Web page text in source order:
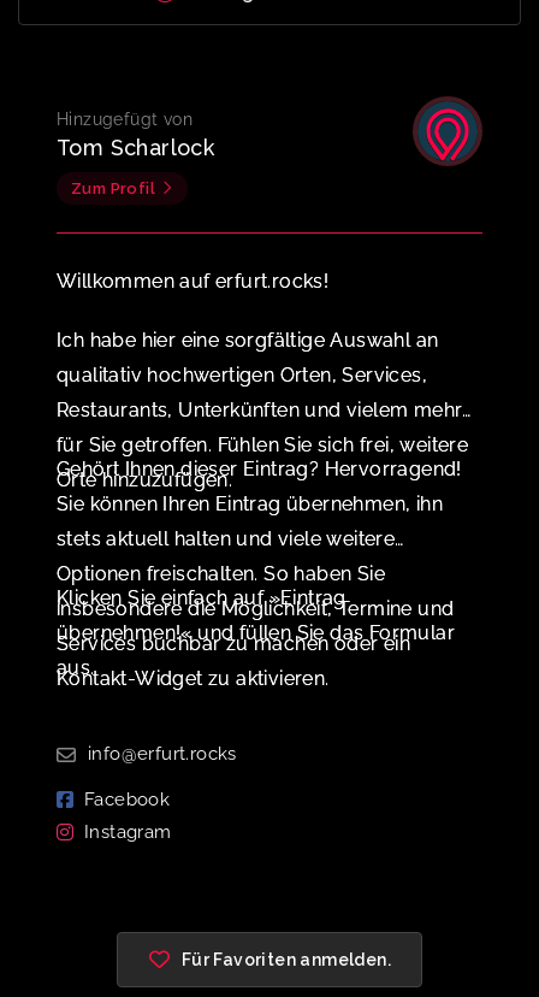
Hinzugefügt von
Tom Scharlock
Zum Profil
Willkommen auf erfurt.rocks!
Ich habe hier eine sorgfältige Auswahl an
qualitativ hochwertigen Orten, Services,
Restaurants, Unterkünften und vielem mehr
für Sie getroffen. Fühlen Sie sich frei, weitere
Orte hinzuzufügen.
Gehört Ihnen dieser Eintrag? Hervorragend!
Sie können Ihren Eintrag übernehmen, ihn
stets aktuell halten und viele weitere
Optionen freischalten. So haben Sie
insbesondere die Möglichkeit, Termine und
Services buchbar zu machen oder ein
Kontakt-Widget zu aktivieren.
Klicken Sie einfach auf »Eintrag
übernehmen!« und füllen Sie das Formular
aus.
info@erfurt.rocks
Facebook
Instagram
Für Favoriten anmelden.